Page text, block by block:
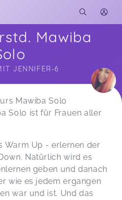
Mawiba
JENNIFER-6
me here...
Mawiba Solo
Solo ist für Frauen aller
Warm Up - erlernen der
Natürlich wird es
geben und danach
wie es jedem ergangen
war und ist. Und das